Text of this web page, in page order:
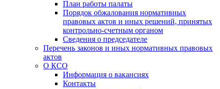
План работы палаты
Порядок обжалования нормативных
правовых актов и иных решений, принятых
контрольно-счетным органом
Сведения о председателе
Перечень законов и иных нормативных правовых
актов
О КСО
Информация о вакансиях
Контакты